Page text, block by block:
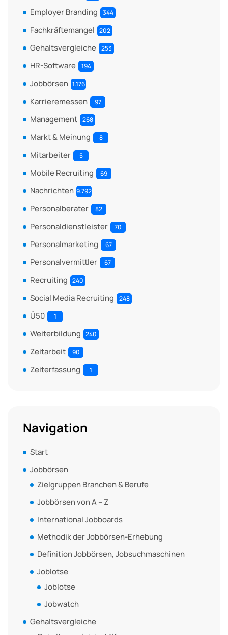
Employer Branding 344
Fachkräftemangel 202
Gehaltsvergleiche 253
HR-Software 194
Jobbörsen 1.176
Karrieremessen 97
Management 268
Markt & Meinung 8
Mitarbeiter 5
Mobile Recruiting 69
Nachrichten 9.792
Personalberater 82
Personaldienstleister 70
Personalmarketing 67
Personalvermittler 67
Recruiting 240
Social Media Recruiting 248
Ü50 1
Weiterbildung 240
Zeitarbeit 90
Zeiterfassung 1
Navigation
Start
Jobbörsen
Zielgruppen Branchen & Berufe
Jobbörsen von A – Z
International Jobboards
Methodik der Jobbörsen-Erhebung
Definition Jobbörsen, Jobsuchmaschinen
Joblotse
Joblotse
Jobwatch
Gehaltsvergleiche